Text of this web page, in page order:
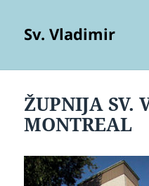
Sv. Vladimir
ŽUPNIJA SV.
MONTREAL